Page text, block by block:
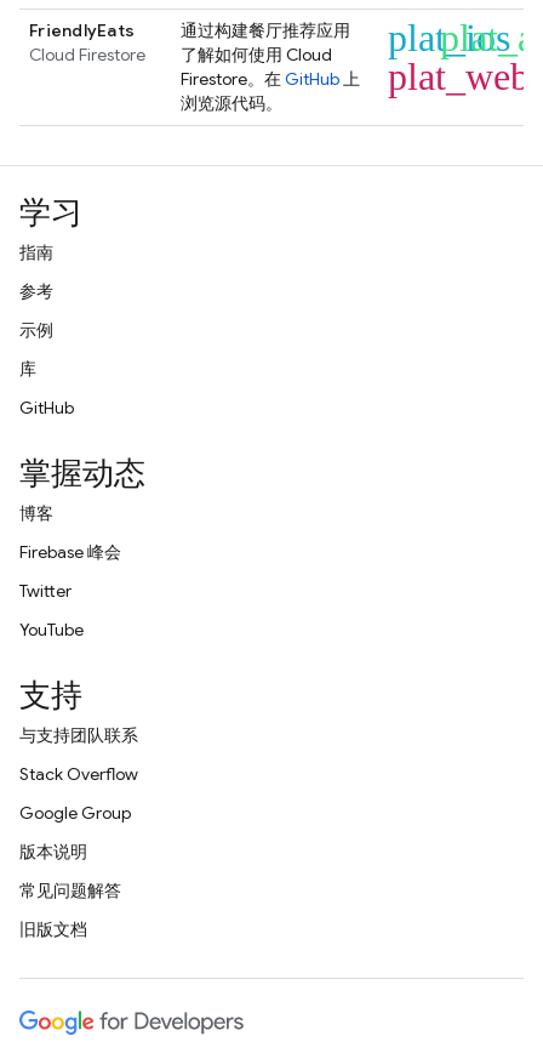
FriendlyEats
Cloud Firestore
通过构建餐厅推荐应用
了解如何使用 Cloud
Firestore。在GitHub上
浏览源代码。
plat_ios
plat_web
学习
指南
参考
示例
库
GitHub
掌握动态
博客
Firebase 峰会
Twitter
YouTube
支持
与支持团队联系
Stack Overflow
Google Group
版本说明
常见问题解答
旧版文档